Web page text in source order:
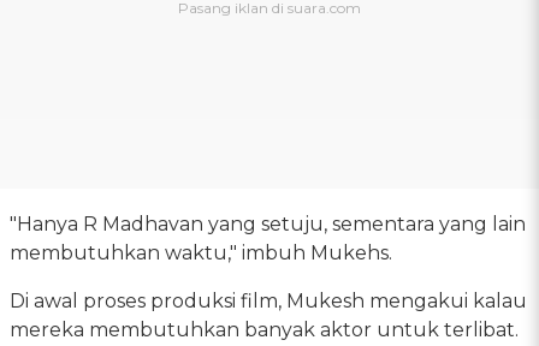
"Hanya R Madhavan yang setuju, sementara yang lain
membutuhkan waktu," imbuh Mukehs.
Di awal proses produksi film, Mukesh mengakui kalau
mereka membutuhkan banyak aktor untuk terlibat.